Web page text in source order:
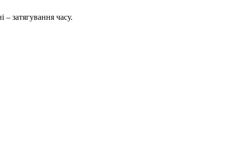
затягування часу.